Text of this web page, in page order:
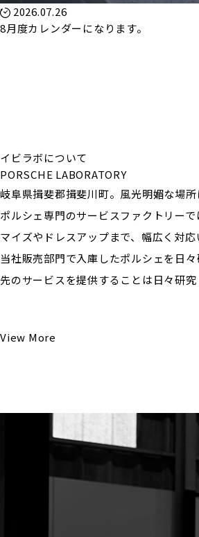
2026.07.26
8月度カレンダーになります。
イビラボについて
PORSCHE LABORATORY
岐阜県揖斐郡揖斐川町。風光明媚な場所
ポルシェ専門のサービスファクトリー
マイズやドレスアップまで、幅広く対応
当社販売部門で入庫したポルシェを日
先のサービスを提供することは日々研究
View More